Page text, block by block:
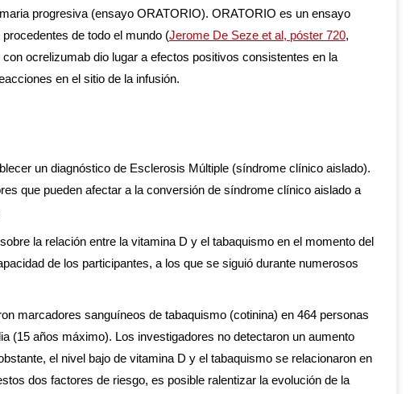
progresiva (ensayo ORATORIO). ORATORIO es un ensayo
de todo el mundo (Jerome De Seze et al, póster 720,
ocrelizumab dio lugar a efectos positivos consistentes en la
en el sitio de la infusión.
un diagnóstico de Esclerosis Múltiple (síndrome clínico aislado).
que pueden afectar a la conversión de síndrome clínico aislado a
la relación entre la vitamina D y el tabaquismo en el momento del
de los participantes, a los que se siguió durante numerosos
marcadores sanguíneos de tabaquismo (cotinina) en 464 personas
(15 años máximo). Los investigadores no detectaron un aumento
el nivel bajo de vitamina D y el tabaquismo se relacionaron en
dos factores de riesgo, es posible ralentizar la evolución de la